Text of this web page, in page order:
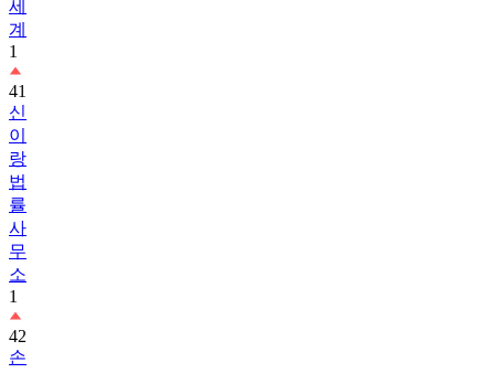
1
41
신
이
랑
법
률
사
무
소
1
42
손
태
진